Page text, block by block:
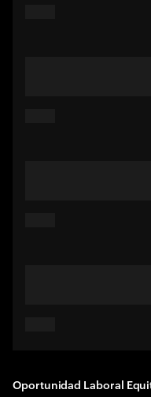
Oportunidad Laboral